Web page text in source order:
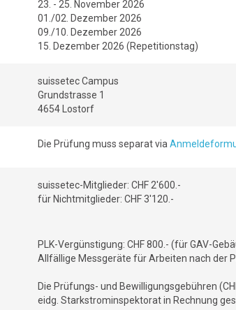
23. - 25. November 2026
01./02. Dezember 2026
09./10. Dezember 2026
15. Dezember 2026 (Repetitionstag)
suissetec Campus
Grundstrasse 1
4654 Lostorf
Die Prüfung muss separat via
suissetec-Mitglieder: CHF 2'600.-
für Nichtmitglieder: CHF 3'120.-
PLK-Vergünstigung: CHF 800.- (für GAV-
Allfällige Messgeräte für Arbeiten nach der
Die Prüfungs- und Bewilligungsgebühren
eidg. Starkstrominspektorat in Rechnung